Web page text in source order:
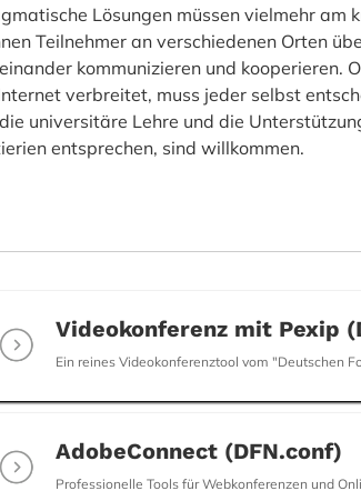
Lösungen müssen vielmehr am
Teilnehmer an verschiedenen Orten
kommunizieren und kooperieren.
verbreitet, muss jeder selbst
universitäre Lehre und die
entsprechen, sind willkommen.
Videokonferenz mit Pexip
Ein reines Videokonferenztool vom "Deutschen
AdobeConnect (DFN.conf)
Professionelle Tools für Webkonferenzen und